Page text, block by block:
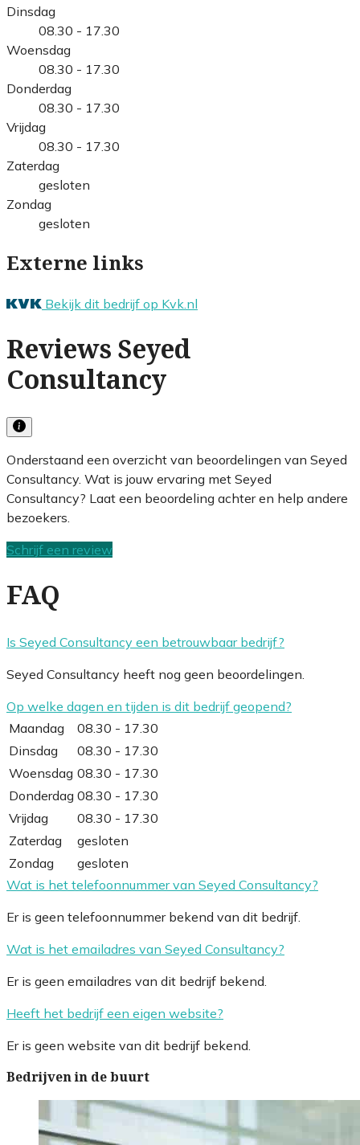
Dinsdag
08.30 - 17.30
Woensdag
08.30 - 17.30
Donderdag
08.30 - 17.30
Vrijdag
08.30 - 17.30
Zaterdag
gesloten
Zondag
gesloten
Externe links
Bekijk dit bedrijf op Kvk.nl
Reviews Seyed
Consultancy
Onderstaand een overzicht van beoordelingen van Seyed
Consultancy. Wat is jouw ervaring met Seyed
Consultancy? Laat een beoordeling achter en help andere
bezoekers.
Schrijf een review
FAQ
Is Seyed Consultancy een betrouwbaar bedrijf?
Seyed Consultancy heeft nog geen beoordelingen.
Op welke dagen en tijden is dit bedrijf geopend?
Maandag
08.30 - 17.30
Dinsdag
08.30 - 17.30
Woensdag 08.30 - 17.30
Donderdag 08.30 - 17.30
Vrijdag
08.30 - 17.30
Zaterdag
gesloten
Zondag
gesloten
Wat is het telefoonnummer van Seyed Consultancy?
Er is geen telefoonnummer bekend van dit bedrijf.
Wat is het emailadres van Seyed Consultancy?
Er is geen emailadres van dit bedrijf bekend.
Heeft het bedrijf een eigen website?
Er is geen website van dit bedrijf bekend.
Bedrijven in de buurt